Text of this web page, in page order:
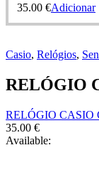
35.00 €Adicionar
Casio, Relógios,
RELÓGIO
RELÓGIO CASIO
35.00 €
Available: